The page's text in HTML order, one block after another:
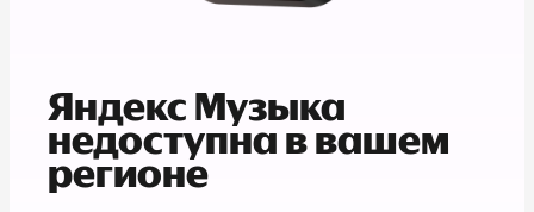
Яндекс Музыка
недоступна в вашем
регионе